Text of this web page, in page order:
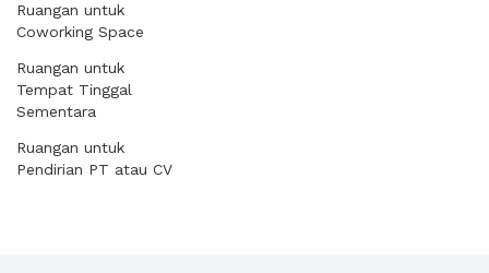
Ruangan untuk
Coworking Space
Ruangan untuk
Tempat Tinggal
Sementara
Ruangan untuk
Pendirian PT atau CV